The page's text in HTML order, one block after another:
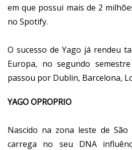
em que possui mais de 2
no Spotify.
O sucesso de Yago já rendeu
Europa, no segundo
passou por Dublin, Barcelona,
YAGO OPROPRIO
Nascido na zona leste de
carrega no seu DNA